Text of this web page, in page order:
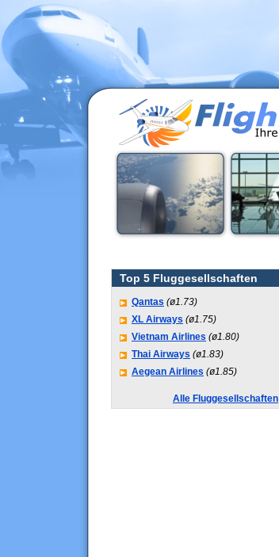
Top 5 Fluggesellschaften
Qantas (ø1.73)
XL Airways (ø1.75)
Vietnam Airlines (ø1.80)
Thai Airways (ø1.83)
Aegean Airlines (ø1.85)
Alle Fluggesellschaften